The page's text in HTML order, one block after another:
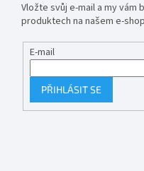
Vložte svůj e-mail a my vám
produktech na našem e-
E-mail
PŘIHLÁSIT SE